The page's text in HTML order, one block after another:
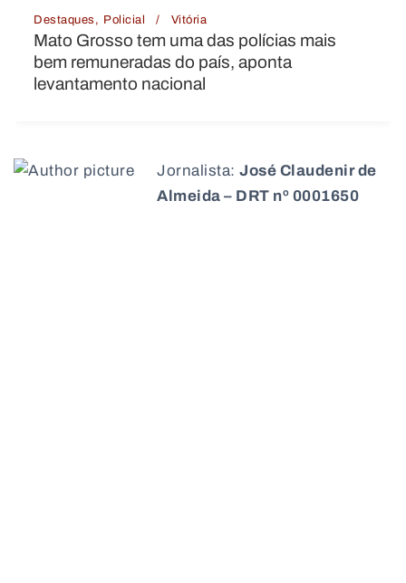
Destaques Justiça
Pai é preso suspeito de mandar matar o
próprio filho por dívida de R$ 50 mil em
Goiás
Jornalista: José Claudenir de
Almeida – DRT nº 0001650